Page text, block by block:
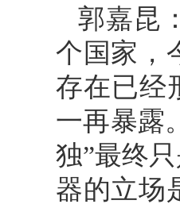
郭嘉昆
个国家，
存在已经
一再暴露
独”最终
器的立场